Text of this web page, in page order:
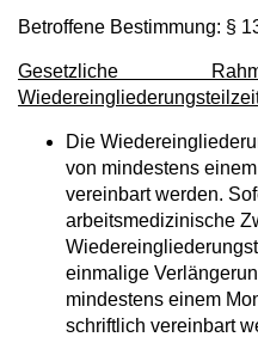
Betroffene Bestimmung: §
Gesetzliche
Die
von mindestens
vereinbart werden.
arbeitsmedizinische
einmalige
mindestens einem
schriftlich vereinbart